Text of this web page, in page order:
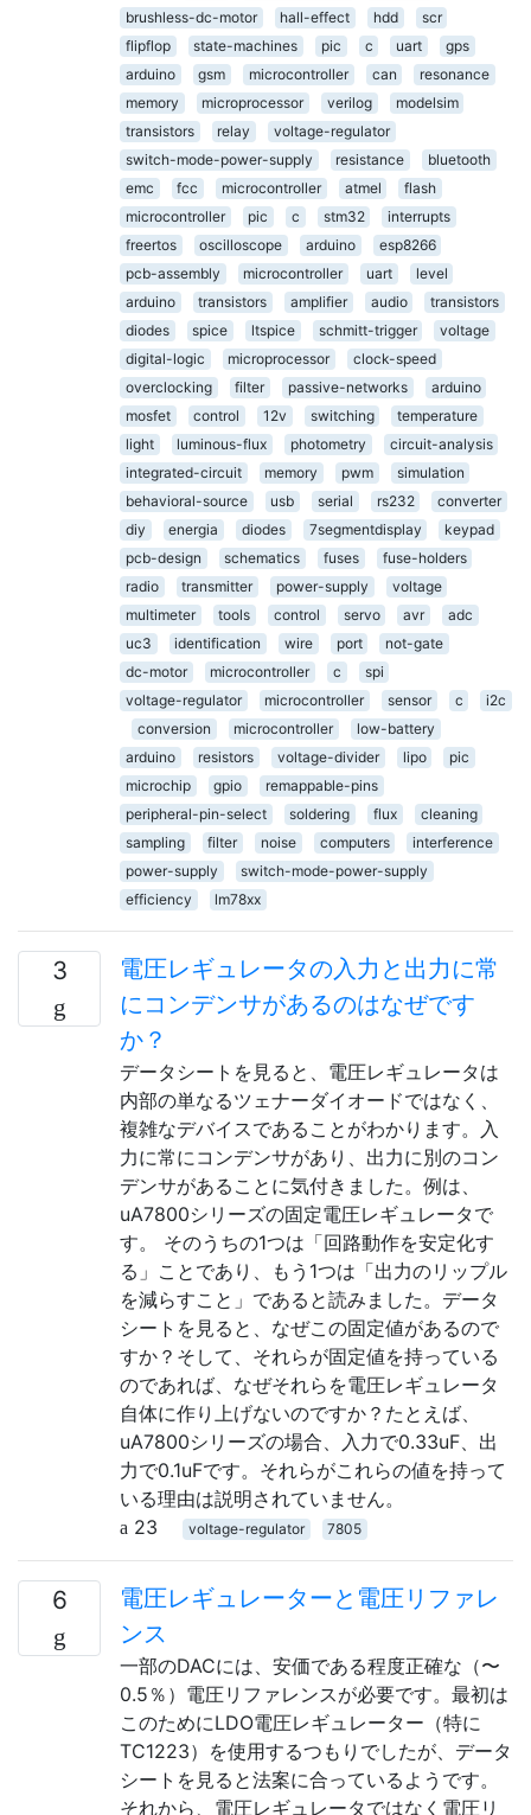
brushless-dc-motor
hall-effect hdd
scr
flipflop
state-machines pic c uart
gps
arduino
gsm microcontroller can
resonance
memory
microprocessor verilog
modelsim
transistors
relay
voltage-regulator
switch-mode-power-supply
resistance
bluetooth
emc
fcc microcontroller atmel
flash
microcontroller
pic c stm32
interrupts
freertos
oscilloscope arduino
esp8266
pcb-assembly
microcontroller uart
level
arduino
transistors amplifier audio
transistors
diodes
spice ltspice schmitt-trigger
voltage
digital-logic
microprocessor
clock-speed
overclocking
filter passive-networks
arduino
mosfet
control 12v switching
temperature
light
luminous-flux photometry
circuit-analysis
integrated-circuit
memory pwm
simulation
behavioral-source
usb serial rs232
converter
diy
energia diodes 7segmentdisplay
keypad
pcb-design
schematics fuses
fuse-holders
radio
transmitter power-supply
voltage
multimeter
tools control servo avr
adc
uc3
identification wire port
not-gate
dc-motor
microcontroller c
spi
voltage-regulator
microcontroller sensor c
i2c
conversion
microcontroller
low-battery
arduino
resistors voltage-divider lipo
pic
microchip
gpio
remappable-pins
peripheral-pin-select
soldering flux
cleaning
sampling
filter noise computers
interference
power-supply
switch-mode-power-supply
efficiency
lm78xx
3
電圧レギュレータの入力と出力に常
にコンデンサがあるのはなぜです
か？
データシートを見ると、電圧レギュレータは
内部の単なるツェナーダイオードではなく、
複雑なデバイスであることがわかります。入
力に常にコンデンサがあり、出力に別のコン
デンサがあることに気付きました。例は、
uA7800シリーズの固定電圧レギュレータで
す。 そのうちの1つは「回路動作を安定化す
る」ことであり、もう1つは「出力のリップル
を減らすこと」であると読みました。データ
シートを見ると、なぜこの固定値があるので
すか？そして、それらが固定値を持っている
のであれば、なぜそれらを電圧レギュレータ
自体に作り上げないのですか？たとえば、
uA7800シリーズの場合、入力で0.33uF、出
力で0.1uFです。それらがこれらの値を持って
いる理由は説明されていません。
23
voltage-regulator 7805
6
電圧レギュレーターと電圧リファレ
ンス
一部のDACには、安価である程度正確な（〜
0.5％）電圧リファレンスが必要です。最初は
このためにLDO電圧レギュレーター（特に
TC1223）を使用するつもりでしたが、データ
シートを見ると法案に合っているようです。
それから、電圧レギュレータではなく電圧リ